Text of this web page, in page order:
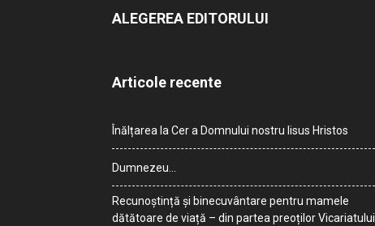
ALEGEREA EDITORULUI
Articole recente
Înălțarea la Cer a Domnului nostru Iisus Hristos
Dumnezeu…
Recunoștință și binecuvântare pentru mamele
dătătoare de viață – din partea preoților Vicariatului